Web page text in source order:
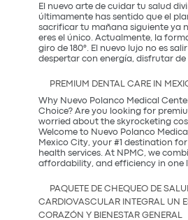
El nuevo arte de cuidar tu salud
últimamente has sentido que el
sacrificar tu mañana siguiente ya
eres el único. Actualmente, la
giro de 180°. El nuevo lujo no es
despertar con energía, disfrutar de
PREMIUM DENTAL CARE IN
Why Nuevo Polanco Medical
Choice? Are you looking for
worried about the skyrocketing
Welcome to Nuevo Polanco
Mexico City, your #1 destination
health services. At NPMC, we
affordability, and efficiency in one
PAQUETE DE CHEQUEO DE
CARDIOVASCULAR INTEGRAL UN
CORAZÓN Y BIENESTAR GENERAL